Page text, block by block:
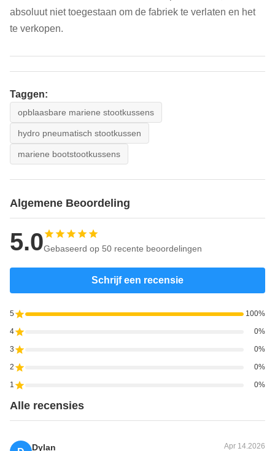
absoluut niet toegestaan om de fabriek te verlaten en het
te verkopen.
Taggen:
opblaasbare mariene stootkussens
hydro pneumatisch stootkussen
mariene bootstootkussens
Algemene Beoordeling
5.0Gebaseerd op 50 recente beoordelingen
Schrijf een recensie
5 100%
4 0%
3 0%
2 0%
1 0%
Alle recensies
Dylan Apr 14.2026